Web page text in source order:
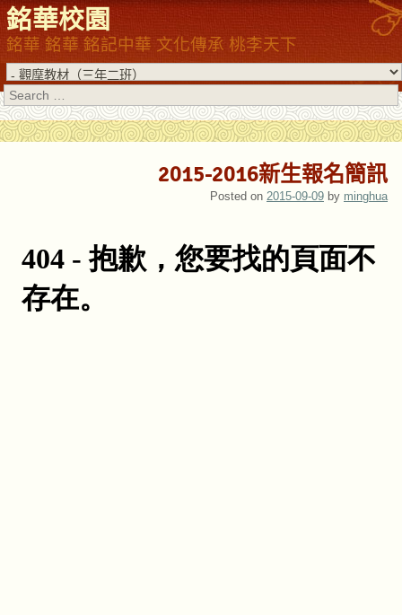
銘華校園
銘華 銘華 銘記中華 文化傳承 桃李天下
Search
2015-2016新生報名簡訊
Posted on 2015-09-09 by minghua